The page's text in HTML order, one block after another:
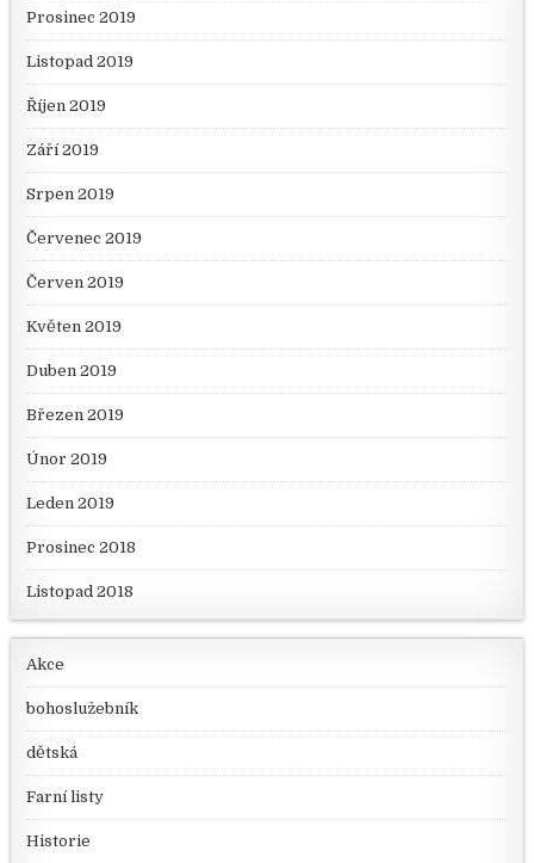
Prosinec 2019
Listopad 2019
Říjen 2019
Září 2019
Srpen 2019
Červenec 2019
Červen 2019
Květen 2019
Duben 2019
Březen 2019
Únor 2019
Leden 2019
Prosinec 2018
Listopad 2018
Akce
bohoslužebník
dětská
Farní listy
Historie